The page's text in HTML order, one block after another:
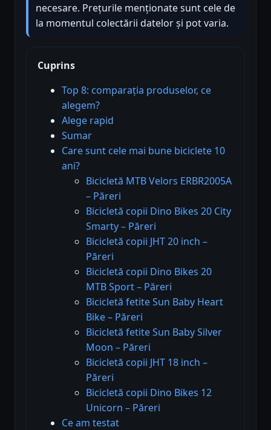
necesare. Prețurile menționate sunt cele de
la momentul colectării datelor și pot varia.
Cuprins
Top 8: comparația produselor, ce
alegem?
Alege rapid
Sumar
Care sunt cele mai bune biciclete 10
ani?
Bicicletă MTB Velors ERBR2005A
– Păreri
Bicicletă copii Dino Bikes 20 City
Smarty – Păreri
Bicicletă copii JHT 20 inch –
Păreri
Bicicletă copii Dino Bikes 20
MTB Sport – Păreri
Bicicletă fetite Sun Baby Heart
Bike – Păreri
Bicicletă fetite Sun Baby Silver
Moon – Păreri
Bicicletă copii JHT 18 inch –
Păreri
Bicicletă copii Dino Bikes 12
Unicorn – Păreri
Ce am testat